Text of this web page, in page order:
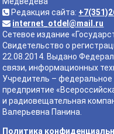
Редакция сайта:
internet_otdel@mail.ru
Сетевое издание
Свидетельство о
22.08.2014. Выдано
связи, информационных
Учредитель – федеральное
предприятие
и радиовещательная
Валерьевна Панина.
Политика